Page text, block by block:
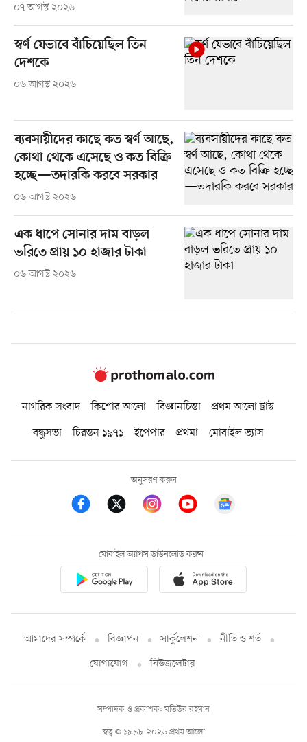
০৭ আগস্ট ২০২৬
স্বর্ণ যেভাবে বাঁচিয়েছিল তিন
দেশকে
০৬ আগস্ট ২০২৬
ব্যবসায়ীদের কাছে কত স্বর্ণ আছে,
কোথা থেকে এসেছে ও কত বিক্রি
হচ্ছে—তদারকি করবে সরকার
০৬ আগস্ট ২০২৬
এক ধাপে সোনার দাম বাড়ল
ভরিতে প্রায় ১০ হাজার টাকা
০৬ আগস্ট ২০২৬
নাগরিক সংবাদ কিশোর আলো বিজ্ঞানচিন্তা
প্রথম আলো ট্রাস্ট
বন্ধুসভা
চিরন্তন ১৯৭১ ইপেপার প্রথমা মোবাইল ভ্যাস
অনুসরণ করুন
মোবাইল অ্যাপস ডাউনলোড করুন
আমাদের সম্পর্কে বিজ্ঞাপন সার্কুলেশন
নীতি ও শর্ত
যোগাযোগ
নিউজলেটার
স্বত্ব © ১৯৯৮-২০২৬ প্রথম আলো
সম্পাদক ও প্রকাশক: মতিউর রহমান